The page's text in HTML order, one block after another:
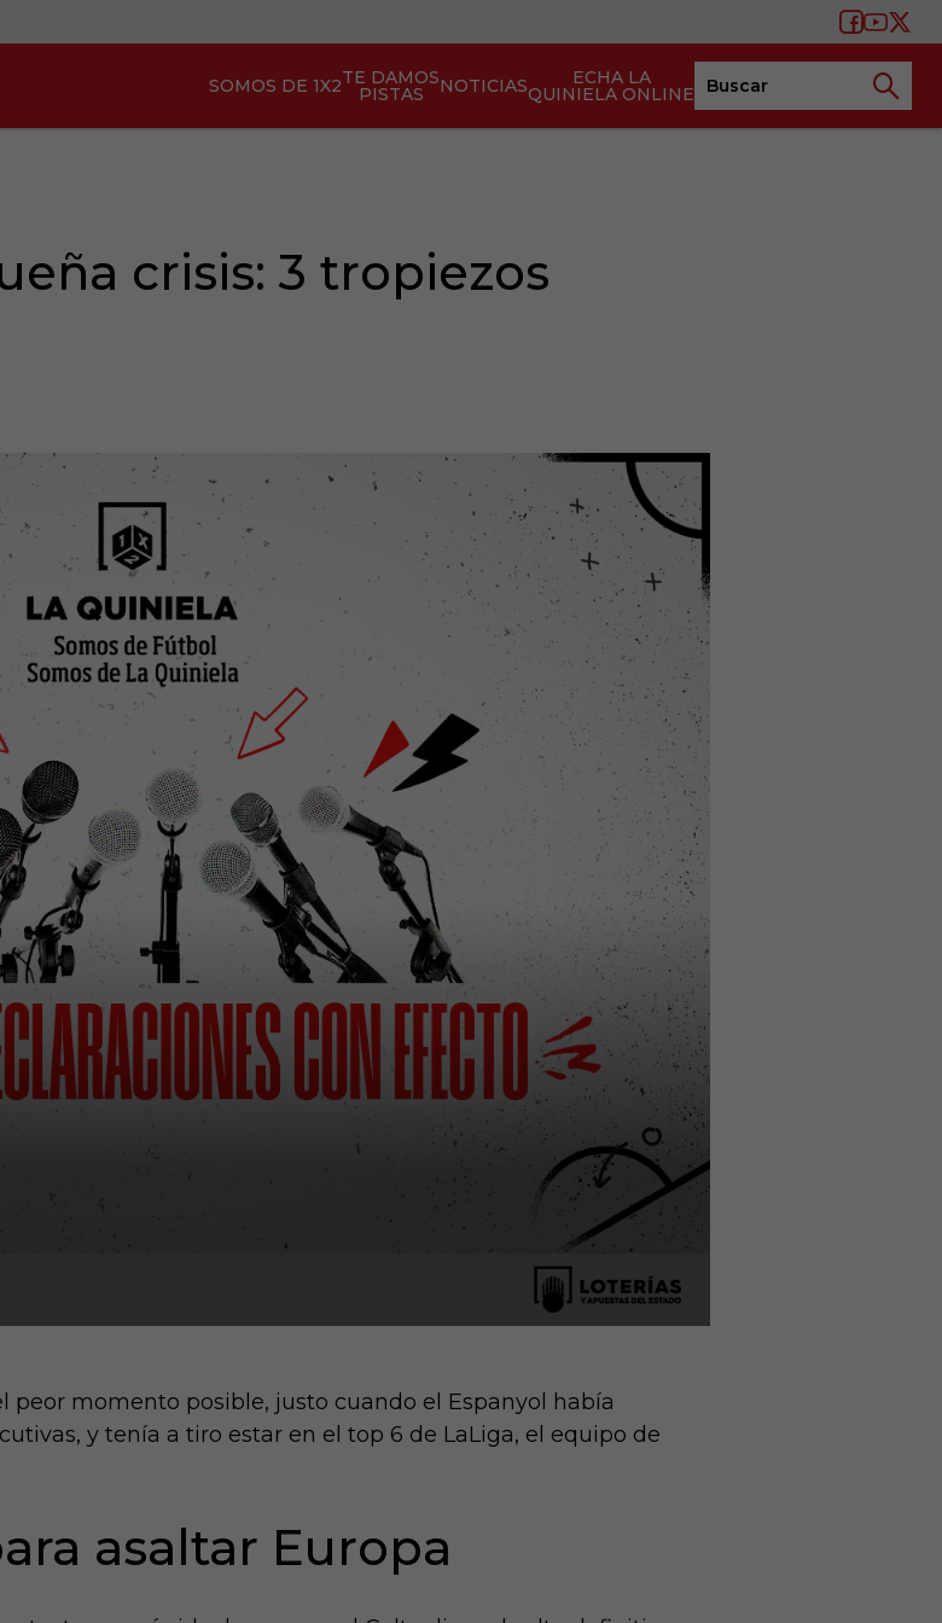
SOMOS DE 1X2TE DAMOS
PISTAS NOTICIAS ECHA LA
QUINIELA ONLINE
crisis: 3 tropiezos
peor momento posible, justo cuando el Espanyol había
y tenía a tiro estar en el top 6 de LaLiga, el equipo de
asaltar Europa